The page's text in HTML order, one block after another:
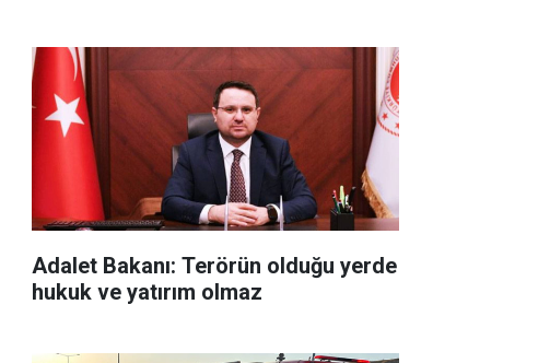
Adalet Bakanı: Terörün olduğu yerde
hukuk ve yatırım olmaz